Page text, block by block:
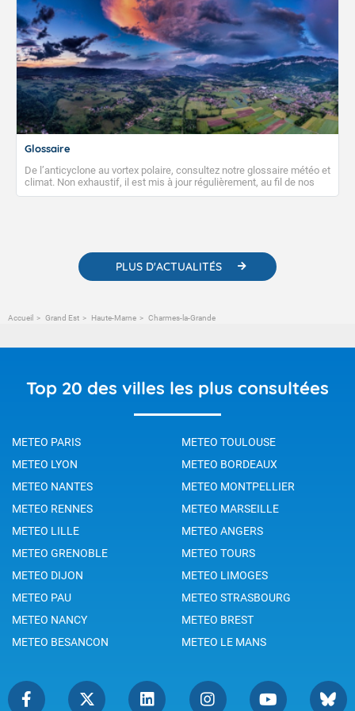
Glossaire
De l’anticyclone au vortex polaire, consultez notre glossaire météo et
climat. Non exhaustif, il est mis à jour régulièrement, au fil de nos
publications. Vous y trouverez également des liens utiles vers nos
PLUS D'ACTUALITÉS
Accueil Grand Est Haute-Marne Charmes-la-Grande
Top 20 des villes les plus consultées
METEO PARIS
METEO TOULOUSE
METEO LYON
METEO BORDEAUX
METEO NANTES
METEO MONTPELLIER
METEO RENNES
METEO MARSEILLE
METEO LILLE
METEO ANGERS
METEO GRENOBLE
METEO TOURS
METEO DIJON
METEO LIMOGES
METEO PAU
METEO STRASBOURG
METEO NANCY
METEO BREST
METEO BESANCON
METEO LE MANS